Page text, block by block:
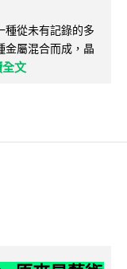
種從未有記錄的多
金屬混合而成，晶
文